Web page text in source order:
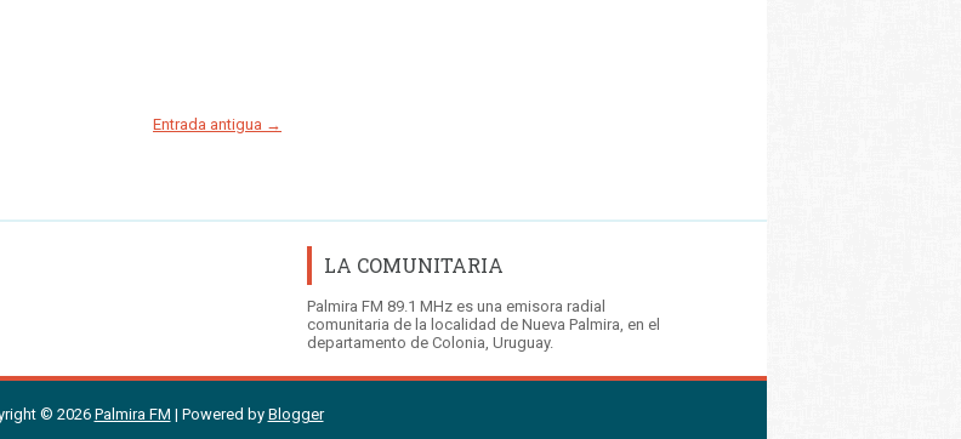
Entrada antigua →
LA COMUNITARIA
Palmira FM 89.1 MHz es una emisora radial
comunitaria de la localidad de Nueva Palmira, en el
departamento de Colonia, Uruguay.
© 2026 Palmira FM | Powered by Blogger